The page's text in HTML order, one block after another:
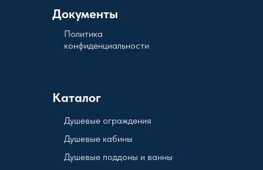
Документы
Политика
конфиденциальности
Каталог
Душевые кабины
Душевые поддоны и ванны
Душевые ограждения